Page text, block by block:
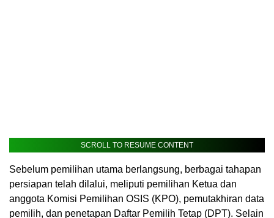
SCROLL TO RESUME CONTENT
Sebelum pemilihan utama berlangsung, berbagai tahapan
persiapan telah dilalui, meliputi pemilihan Ketua dan
anggota Komisi Pemilihan OSIS (KPO), pemutakhiran data
pemilih, dan penetapan Daftar Pemilih Tetap (DPT). Selain